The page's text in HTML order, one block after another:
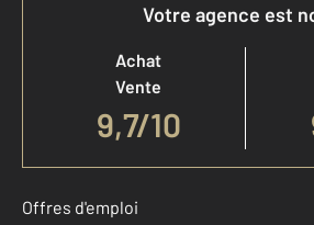
Votre agence est
Achat
Vente
9,7/10
Offres d'emploi